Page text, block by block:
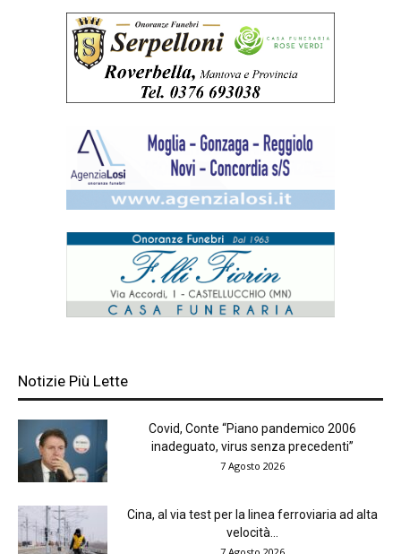
Notizie Più Lette
Covid, Conte “Piano pandemico 2006
inadeguato, virus senza precedenti”
7 Agosto 2026
Cina, al via test per la linea ferroviaria ad alta
velocità...